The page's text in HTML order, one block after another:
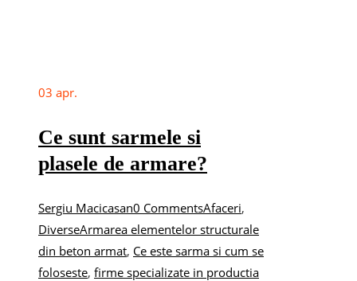
03 apr.
Ce sunt sarmele si
plasele de armare?
Sergiu Macicasan0 CommentsAfaceri,
DiverseArmarea elementelor structurale
din beton armat, Ce este sarma si cum se
foloseste, firme specializate in productia